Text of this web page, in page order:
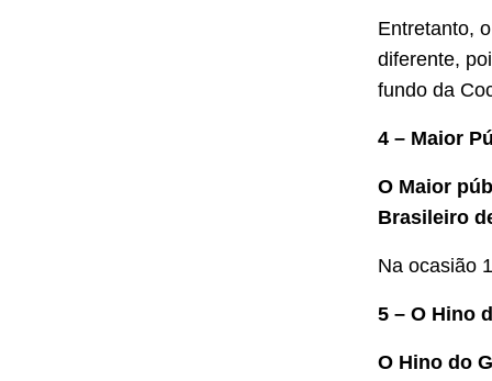
Entretanto,
diferente,
fundo da
4 – Maior
O Maior
Brasileiro
Na ocasião
5 – O Hino
O Hino do